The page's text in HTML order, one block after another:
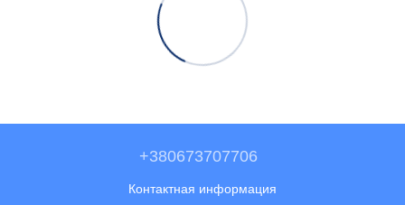
+380673707706
Контактная информация